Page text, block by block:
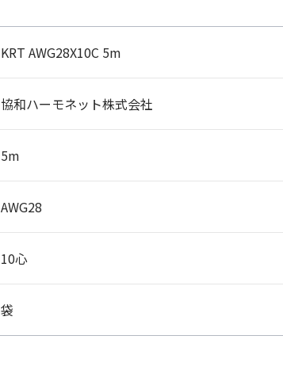
KRT AWG28X10C 5m
協和ハーモネット株式会社
5m
AWG28
10心
袋